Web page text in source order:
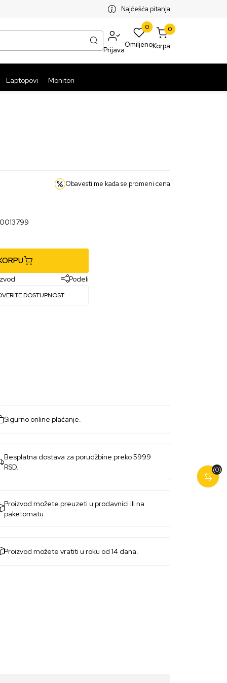
ISPORUKA PAKETA PREKO 5999 RSDNajčešća pitanja
Prijava
0
Omiljeno
0
Korpa
Laptopovi Monitori
Obavesti me kada se promeni cena
Podeli
DOSTUPNOST
(0)
Sigurno online plaćanje.
Besplatna dostava za porudžbine preko 5999
RSD.
Proizvod možete preuzeti u prodavnici ili na
paketomatu.
Proizvod možete vratiti u roku od 14 dana.